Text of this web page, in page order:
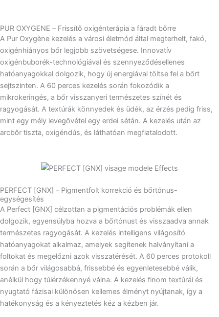
PUR OXYGENE – Frissítő oxigénterápia a fáradt bőrre
A Pur Oxygène kezelés a városi életmód által megterhelt, fakó,
oxigénhiányos bőr legjobb szövetségese. Innovatív
oxigénbuborék-technológiával és szennyeződésellenes
hatóanyagokkal dolgozik, hogy új energiával töltse fel a bőrt
sejtszinten. A 60 perces kezelés során fokozódik a
mikrokeringés, a bőr visszanyeri természetes színét és
ragyogását. A textúrák könnyedek és üdék, az érzés pedig friss,
mint egy mély levegővétel egy erdei sétán. A kezelés után az
arcbőr tiszta, oxigéndús, és láthatóan megfiatalodott.
PERFECT [GNX] – Pigmentfolt korrekció és bőrtónus-
egységesítés
A Perfect [GNX] célzottan a pigmentációs problémák ellen
dolgozik, egyensúlyba hozva a bőrtónust és visszaadva annak
természetes ragyogását. A kezelés intelligens világosító
hatóanyagokat alkalmaz, amelyek segítenek halványítani a
foltokat és megelőzni azok visszatérését. A 60 perces protokoll
során a bőr világosabbá, frissebbé és egyenletesebbé válik,
anélkül hogy túlérzékennyé válna. A kezelés finom textúrái és
nyugtató fázisai különösen kellemes élményt nyújtanak, így a
hatékonyság és a kényeztetés kéz a kézben jár.